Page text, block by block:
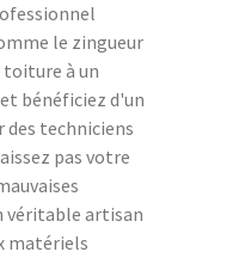
le zingueur
toiture à un
bénéficiez d'un
des techniciens
pas votre
véritable artisan
matériels